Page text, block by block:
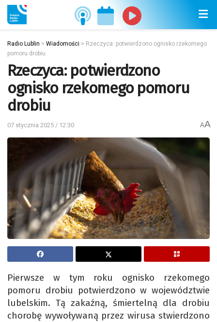
Radio Lublin > Wiadomości > Rzeczyca: potwierdzono ognisko rzekomego
pomoru drobiu
Rzeczyca: potwierdzono
ognisko rzekomego pomoru
drobiu
07 stycznia 2025 / 12:30 AA
Pierwsze w tym roku ognisko rzekomego
pomoru drobiu potwierdzono w województwie
lubelskim. Tą zakaźną, śmiertelną dla drobiu
chorobę wywoływaną przez wirusa stwierdzono